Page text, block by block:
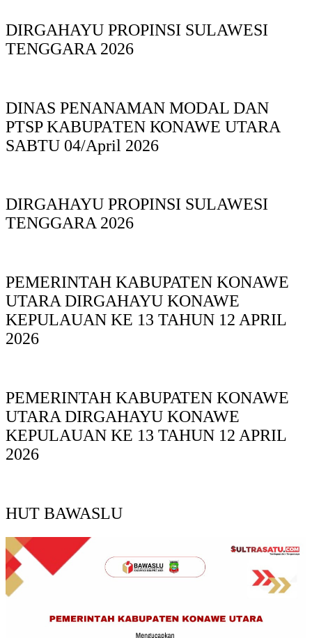
DIRGAHAYU PROPINSI SULAWESI
TENGGARA 2026
DINAS PΕΝΑΝΑΜAN MODAL DAN
PTSP KABUPAΤΕΝ ΚΟNAWE UTARA
SABTU 04/April 2026
DIRGAHAYU PROPINSI SULAWESI
TENGGARA 2026
PEMERINTAH KABUPATEN KONAWE
UTARA DIRGAHAYU KONAWE
KEPULAUAN KE 13 TAHUN 12 APRIL
2026
PEMERINTAH KABUPATEN KONAWE
UTARA DIRGAHAYU KONAWE
KEPULAUAN KE 13 TAHUN 12 APRIL
2026
HUT BAWASLU